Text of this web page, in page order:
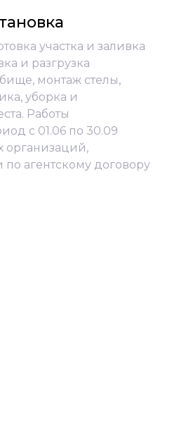
участка и заливка
и разгрузка
монтаж стелы,
уборка и
Работы
с 01.06 по 30.09
организаций,
агентскому договору